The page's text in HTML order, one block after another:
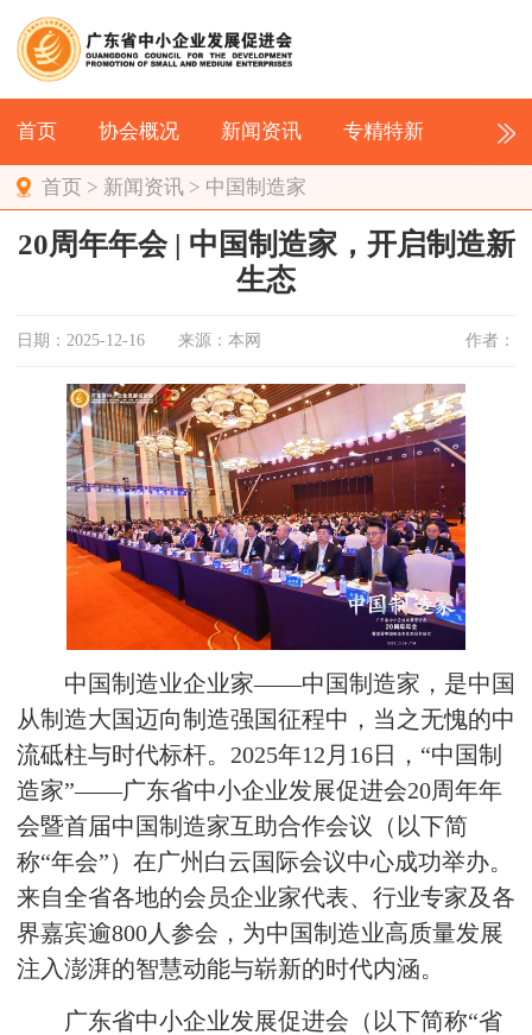
首页 协会概况 新闻资讯 专精特新
首页 > 新闻资讯 > 中国制造家
20周年年会 | 中国制造家，开启制造新
生态
日期：2025-12-16 来源：本网 作者：
中国制造业企业家——中国制造家，是中国
从制造大国迈向制造强国征程中，当之无愧的中
流砥柱与时代标杆。2025年12月16日，“中国制
造家”——广东省中小企业发展促进会20周年年
会暨首届中国制造家互助合作会议（以下简
称“年会”）在广州白云国际会议中心成功举办。
来自全省各地的会员企业家代表、行业专家及各
界嘉宾逾800人参会，为中国制造业高质量发展
注入澎湃的智慧动能与崭新的时代内涵。
广东省中小企业发展促进会（以下简称“省